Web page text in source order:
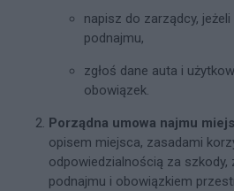
napisz do zarządcy,
podnajmu,
zgłoś dane auta i
obowiązek.
Porządna umowa najmu
opisem miejsca, zasadami
odpowiedzialnością za szkody,
podnajmu i obowiązkiem